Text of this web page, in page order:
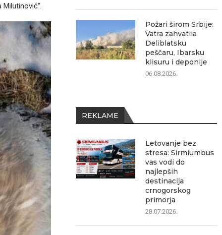
Požari širom Srbije:
Vatra zahvatila
Deliblatsku
peščaru, Ibarsku
klisuru i deponije
06.08.2026.
REKLAME
Letovanje bez
stresa: Sirmiumbus
vas vodi do
najlepših
destinacija
crnogorskog
primorja
28.07.2026.